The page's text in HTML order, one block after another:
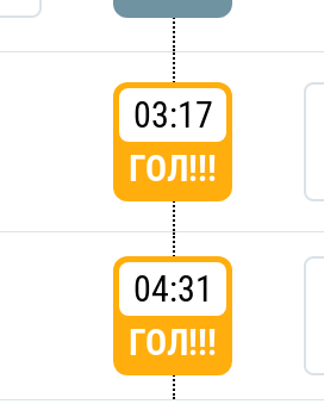
03:17
ГОЛ!!!
04:31
ГОЛ!!!